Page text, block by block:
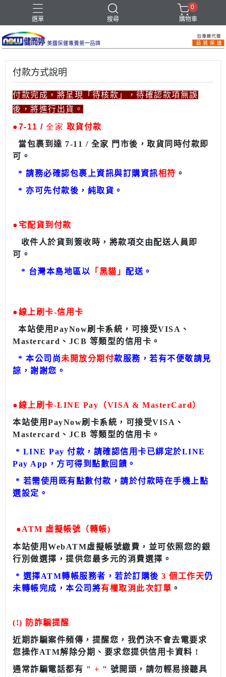
選單 搜尋
0
購物車
付款方式說明
付款完成，將呈現「待核款」，待確認款項無誤
後，將進行出貨。
●7-11 / 全家 取貨付款
當包裹到達 7-11 / 全家 門市後，取貨同時付款即
可。
* 請務必確認包裹上資訊與訂購資訊相符 。
* 亦可先付款後，純取貨。
● 宅配貨到付款
收件人於貨到簽收時，將款項交由配送人員即
可。
* 台灣本島地區以 「黑貓」 配送。
●線上刷卡-信用卡
本站使用PayNow刷卡系統，可接受VISA、
Mastercard、JCB 等類型的信用卡。
* 本公司尚未開放分期付款服務，若有不便敬請見
諒，謝謝您。
●線上刷卡-LINE Pay（VISA & MasterCard）
本站使用PayNow刷卡系統，可接受VISA、
Mastercard、JCB 等類型的信用卡。
* LINE Pay 付款，請確認信用卡已綁定於LINE
Pay App，方可得到點數回饋。
* 若需使用既有點數付款，請於付款時在手機上點
選設定。
●ATM 虛擬帳號（轉帳)
本站使用WebATM虛擬帳號繳費，並可依照您的銀
行別做選擇，提供您最多元的消費選擇。
* 選擇ATM轉帳服務者，若於訂購後 3 個工作天仍
未轉帳完成，本公司將有權取消此次訂單 。
(!) 防詐騙提醒
近期詐騙案件頻傳，提醒您，我們決不會去電要求
您操作ATM解除分期、要求您提供信用卡資料 !
通常詐騙電話都有 " + " 號開頭，請勿輕易接聽具